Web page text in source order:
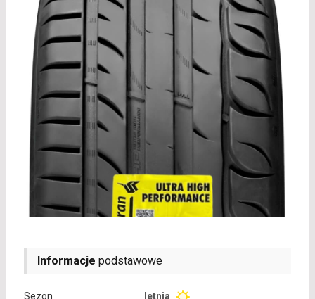
Informacje podstawowe
Sezon
letnia